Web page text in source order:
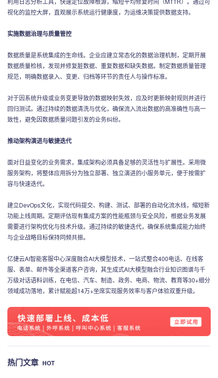
视化的监控大屏，直观展示系统运行健康度，为运维决策提供数据支持。
实施数据治理与质量管控
数据质量是系统集成的生命线。企业应建立常态化的数据治理机制，定期开展
数据质量检核，发现并修复脏数据、重复数据和缺失数据。制定数据质量管理
规范，明确数据录入、变更、归档等环节的责任人与操作标准。
对于因系统升级或业务变更导致的数据映射失效，应及时更新映射规则并进行
回归测试。通过持续的数据清洗与优化，确保流入流出数据的高准确性与高一
致性，避免因数据质量问题引发的业务纠纷。
推动架构演进与敏捷迭代
面对日益变化的业务需求，集成架构必须具备足够的灵活性与扩展性。采用微
服务架构，将整体应用拆分为独立部署、独立演进的小服务单元，便于按需扩
容与快速迭代。
建立DevOps文化，实现代码提交、构建、测试、部署的自动化流水线，缩短新
功能上线周期。定期评估现有集成方案的性能瓶颈与安全风险，根据业务发展
需要进行架构优化与技术升级。通过持续的敏捷迭代，确保系统集成能力始终
与企业战略目标保持同频共振。
亿捷云AI智能客服中心深度融合AI大模型技术，一站式整合400电话、在线客
服、表单、邮件等全渠道客户咨询，其生成式AI大模型融合行业知识图谱与千
万级对话语料训练，在电信、汽车、制造、政务、电商、物流、教育等30+细分
领域成功落地，累计赋能超14万+坐席实现服务效率与客户体验双重升级。
热门文章 HOT